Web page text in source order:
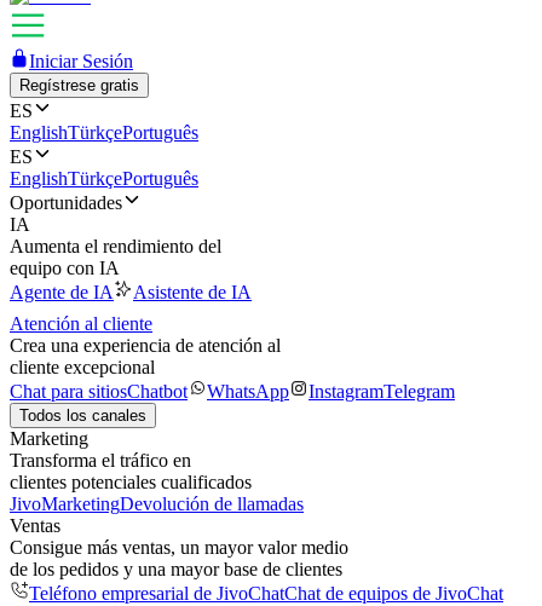
Iniciar Sesión
Regístrese gratis
ES
EnglishTürkçePortuguês
ES
EnglishTürkçePortuguês
Oportunidades
IA
Aumenta el rendimiento del
equipo con IA
Agente de IA
Asistente de IA
Atención al cliente
Crea una experiencia de atención al
cliente excepcional
Chat para sitiosChatbot WhatsApp InstagramTelegram
Todos los canales
Marketing
Transforma el tráfico en
clientes potenciales cualificados
JivoMarketingDevolución de llamadas
Ventas
Consigue más ventas, un mayor valor medio
de los pedidos y una mayor base de clientes
Teléfono empresarial de JivoChatChat de equipos de JivoChat